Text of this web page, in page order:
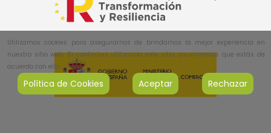
Utilizamos cookies para asegurarnos de brindarnos la mejor experiencia en
nuestro sitio web. Si continúas utilizando este sitio, asumiremos que estás de
acuerdo con ello.
Política de Cookies Aceptar Rechazar